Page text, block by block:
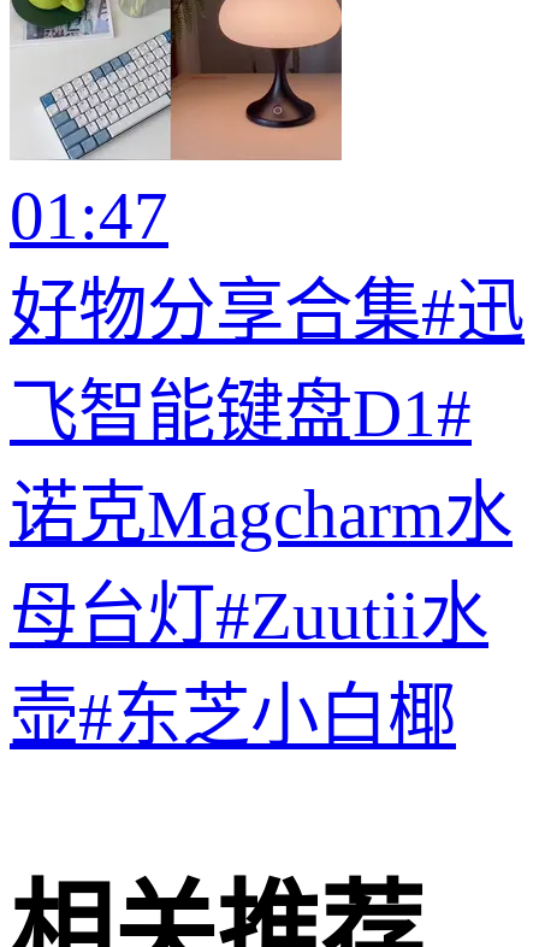
01:47
好物分享合集#迅
飞智能键盘D1#
诺克Magcharm水
母台灯#Zuutii水
壶#东芝小白椰